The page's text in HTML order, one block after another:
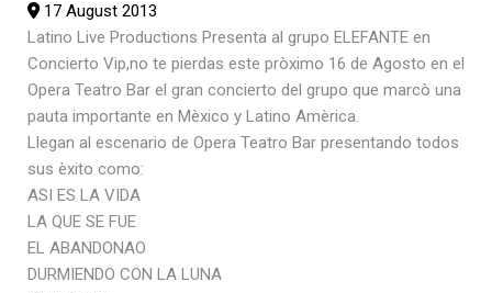
17 August 2013
Latino Live Productions Presenta al grupo ELEFANTE en
Concierto Vip,no te pierdas este pròximo 16 de Agosto en el
Opera Teatro Bar el gran concierto del grupo que marcò una
pauta importante en Mèxico y Latino Amèrica.
Llegan al escenario de Opera Teatro Bar presentando todos
sus èxito como:
ASI ES LA VIDA
LA QUE SE FUE
EL ABANDONAO
DURMIENDO CON LA LUNA